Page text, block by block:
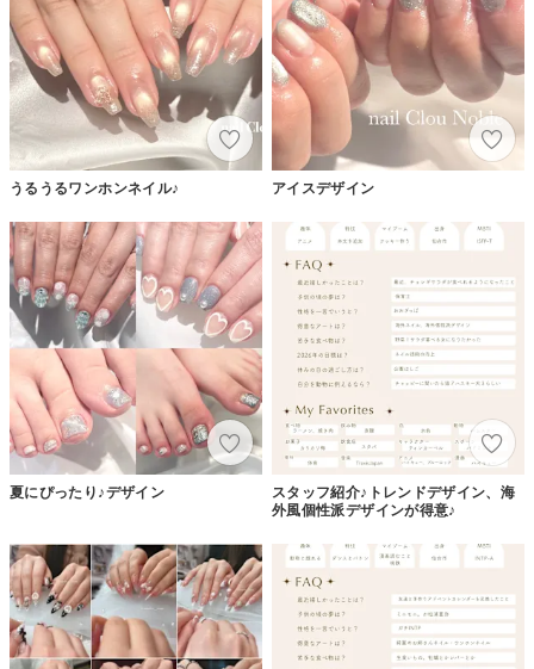
うるうるワンホンネイル♪ アイスデザイン
夏にぴったり♪デザイン
スタッフ紹介♪トレンドデザイン、海
外風個性派デザインが得意♪